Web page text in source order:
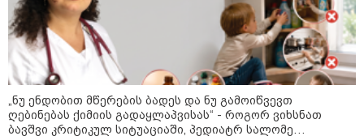
09:00 / 07-08-2026
18 წელი აგვისტოს ომიდან - ტრაგიკული
მოვლენების ქრონოლოგია, რომელიც
შესაძლოა, აღარ გვახსოვს
„ნუ ენდობით მწერების ბადეს და ნუ გამოიწვევთ
ღებინებას ქიმიის გადაყლაპვისას“ - როგორ ვიხსნათ
ბავშვი კრიტიკულ სიტუაციაში, პედიატრ სალომე